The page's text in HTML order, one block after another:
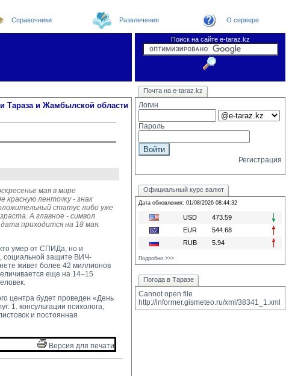
Справочники Развлечения О сервере
Поиск на сайте e-taraz.kz
Новости Погода в Таразе
Телефоный справочник
Видеоконференция
Новости e-taraz
Тараза и Жамбылской области
мая в мире
ленточку - знак
статус либо уже
А главное - символ
приходится на 18 мая.
умер от СПИДа, но и
социальной защите ВИЧ-
живет более 42 миллионов
еще на 14–15
центра будет проведен «День
1. консультации психолога,
и постоянная
Версия для печати
Почта на e-taraz.kz
Логин
Пароль
Регистрация
Официальный курс валют
Дата обновления: 01/08/2026 08:44:32
USD
473.59
EUR
544.68
RUB
5.94
Подробно >>>
Погода в Таразе
Cannot open file
http://informer.gismeteo.ru/xml/38341_1.xml